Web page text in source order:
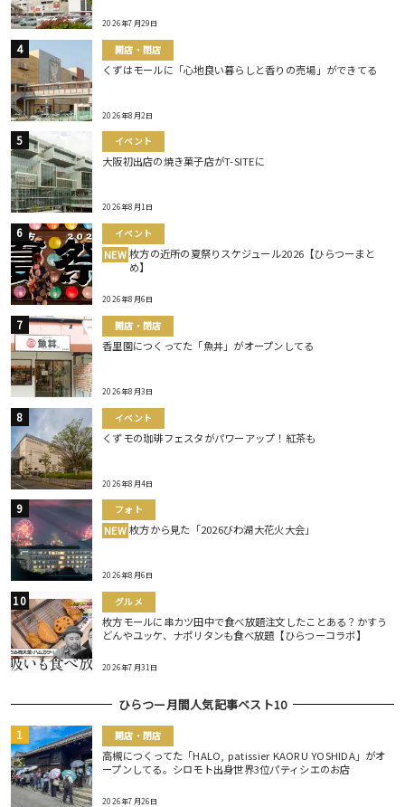
2026年7月29日
開店・閉店
くずはモールに「心地良い暮らしと香りの売場」ができてる
2026年8月2日
イベント
大阪初出店の焼き菓子店がT-SITEに
2026年8月1日
イベント
NEW 枚方の近所の夏祭りスケジュール2026【ひらつーまと
め】
2026年8月6日
開店・閉店
香里園につくってた「魚丼」がオープンしてる
2026年8月3日
イベント
くずモの珈琲フェスタがパワーアップ！紅茶も
2026年8月4日
フォト
NEW 枚方から見た「2026びわ湖大花火大会」
2026年8月6日
グルメ
枚方モールに串カツ田中で食べ放題注文したことある？かすう
どんやユッケ、ナポリタンも食べ放題【ひらつーコラボ】
2026年7月31日
ひらつー月間人気記事ベスト10
開店・閉店
高槻につくってた「HALO, patissier KAORU YOSHIDA」がオ
ープンしてる。シロモト出身世界3位パティシエのお店
2026年7月26日